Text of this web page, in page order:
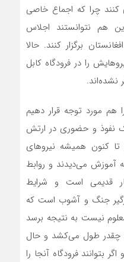
کنند چرا که اجماع خاصی
هم نتوانستند اجلاس
برگزار کنند. حالا
را در فرودگاه کابل
نشده‌اند.
هم مورد توجه قرار دهیم
یک نفوذ و حضوری در ارتش
تا کنون همیشه نیروهای
آموزش می‌دیدند و روابط
قدیمی است و شرایط
جنگ و آشوب است که
نیست به نتیجه برسد
طول می‌کشد و حال
بتوانند فرودگاه آنجا را